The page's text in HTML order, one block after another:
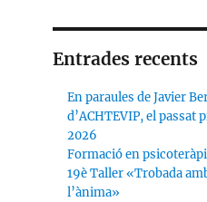
Entrades recents
En paraules de Javier
d’ACHTEVIP, el passat
2026
Formació en
19è Taller «Trobada
l’ànima»